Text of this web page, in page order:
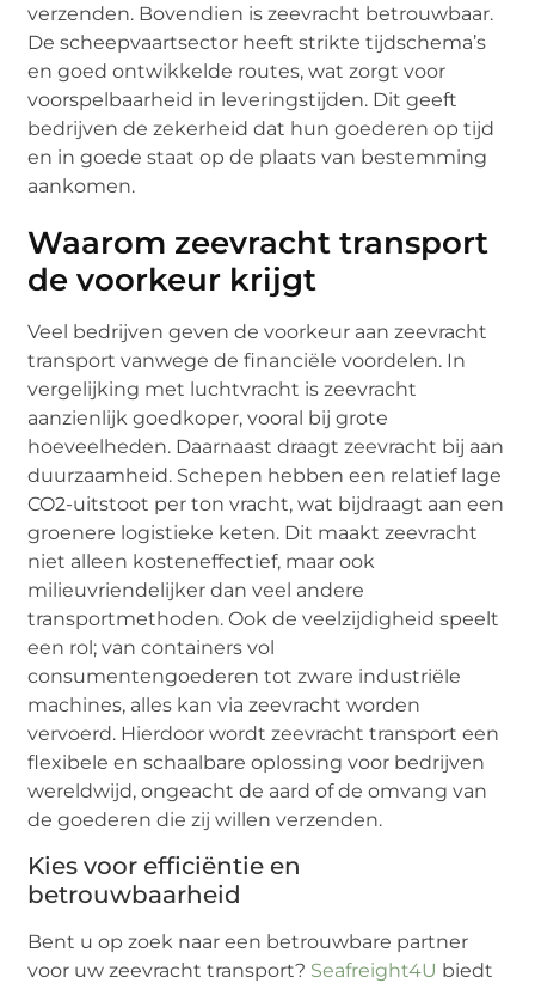
verzenden. Bovendien is zeevracht betrouwbaar.
De scheepvaartsector heeft strikte tijdschema’s
en goed ontwikkelde routes, wat zorgt voor
voorspelbaarheid in leveringstijden. Dit geeft
bedrijven de zekerheid dat hun goederen op tijd
en in goede staat op de plaats van bestemming
aankomen.
Waarom zeevracht transport
de voorkeur krijgt
Veel bedrijven geven de voorkeur aan zeevracht
transport vanwege de financiële voordelen. In
vergelijking met luchtvracht is zeevracht
aanzienlijk goedkoper, vooral bij grote
hoeveelheden. Daarnaast draagt zeevracht bij aan
duurzaamheid. Schepen hebben een relatief lage
CO2-uitstoot per ton vracht, wat bijdraagt aan een
groenere logistieke keten. Dit maakt zeevracht
niet alleen kosteneffectief, maar ook
milieuvriendelijker dan veel andere
transportmethoden. Ook de veelzijdigheid speelt
een rol; van containers vol
consumentengoederen tot zware industriële
machines, alles kan via zeevracht worden
vervoerd. Hierdoor wordt zeevracht transport een
flexibele en schaalbare oplossing voor bedrijven
wereldwijd, ongeacht de aard of de omvang van
de goederen die zij willen verzenden.
Kies voor efficiëntie en
betrouwbaarheid
Bent u op zoek naar een betrouwbare partner
voor uw zeevracht transport? Seafreight4U biedt